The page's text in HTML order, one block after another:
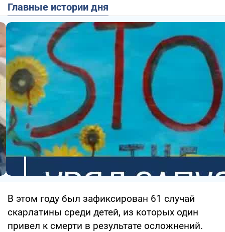
Главные истории дня
В этом году был зафиксирован 61 случай
скарлатины среди детей, из которых один
привел к смерти в результате осложнений.